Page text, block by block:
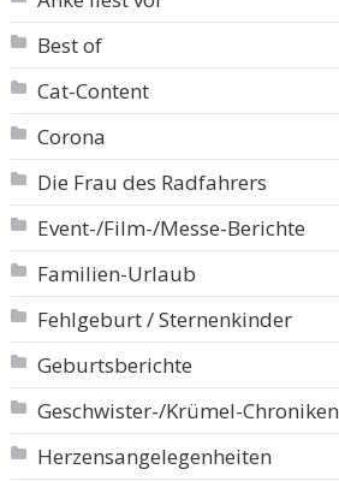
Best of
Cat-Content
Corona
Die Frau des Radfahrers
Event-/Film-/Messe-Berichte
Familien-Urlaub
Fehlgeburt / Sternenkinder
Geburtsberichte
Geschwister-/Krümel-Chroniken
Herzensangelegenheiten